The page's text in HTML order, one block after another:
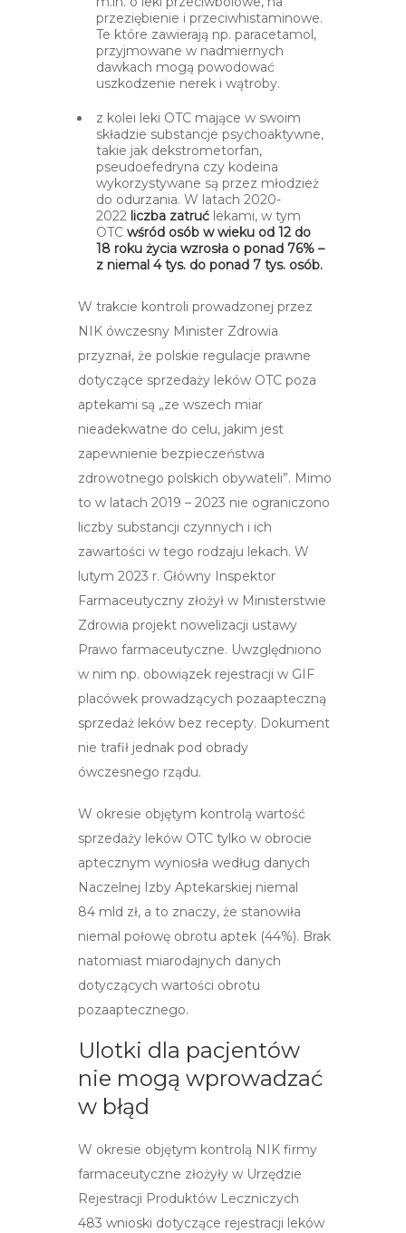
przeziębienie i przeciwhistaminowe.
Te które zawierają np. paracetamol,
przyjmowane w nadmiernych
dawkach mogą powodować
uszkodzenie nerek i wątroby.
z kolei leki OTC mające w swoim
składzie substancje psychoaktywne,
takie jak dekstrometorfan,
pseudoefedryna czy kodeina
wykorzystywane są przez młodzież
do odurzania. W latach 2020-
2022 liczba zatruć lekami, w tym
OTC wśród osób w wieku od 12 do
18 roku życia wzrosła o ponad 76% –
z niemal 4 tys. do ponad 7 tys. osób.
W trakcie kontroli prowadzonej przez
NIK ówczesny Minister Zdrowia
przyznał, że polskie regulacje prawne
dotyczące sprzedaży leków OTC poza
aptekami są „ze wszech miar
nieadekwatne do celu, jakim jest
zapewnienie bezpieczeństwa
zdrowotnego polskich obywateli”. Mimo
to w latach 2019 – 2023 nie ograniczono
liczby substancji czynnych i ich
zawartości w tego rodzaju lekach. W
lutym 2023 r. Główny Inspektor
Farmaceutyczny złożył w Ministerstwie
Zdrowia projekt nowelizacji ustawy
Prawo farmaceutyczne. Uwzględniono
w nim np. obowiązek rejestracji w GIF
placówek prowadzących pozaapteczną
sprzedaż leków bez recepty. Dokument
nie trafił jednak pod obrady
ówczesnego rządu.
W okresie objętym kontrolą wartość
sprzedaży leków OTC tylko w obrocie
aptecznym wyniosła według danych
Naczelnej Izby Aptekarskiej niemal
84 mld zł, a to znaczy, że stanowiła
niemal połowę obrotu aptek (44%). Brak
natomiast miarodajnych danych
dotyczących wartości obrotu
pozaaptecznego.
Ulotki dla pacjentów
nie mogą wprowadzać
w błąd
W okresie objętym kontrolą NIK firmy
farmaceutyczne złożyły w Urzędzie
Rejestracji Produktów Leczniczych
483 wnioski dotyczące rejestracji leków